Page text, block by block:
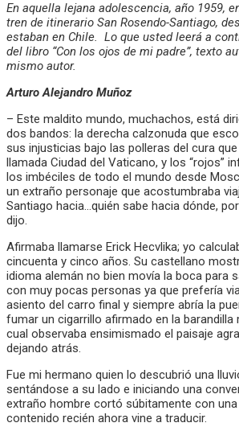
En aquella lejana adolescencia, año 1959,
tren de itinerario San Rosendo-Santiago,
estaban en Chile. Lo que usted leerá a
del libro “Con los ojos de mi padre”, texto
mismo autor.
Arturo Alejandro Muñoz
– Este maldito mundo, muchachos, está
dos bandos: la derecha calzonuda que
sus injusticias bajo las polleras del cura
llamada Ciudad del Vaticano, y los “rojos”
los imbéciles de todo el mundo desde
un extraño personaje que acostumbraba
Santiago hacia…quién sabe hacia dónde,
dijo.
Afirmaba llamarse Erick Hecvlika; yo
cincuenta y cinco años. Su castellano
idioma alemán no bien movía la boca para
con muy pocas personas ya que prefería
asiento del carro final y siempre abría la
fumar un cigarrillo afirmado en la barandilla
cual observaba ensimismado el paisaje
dejando atrás.
Fue mi hermano quien lo descubrió una
sentándose a su lado e iniciando una
extraño hombre cortó súbitamente con
contenido recién ahora vine a traducir.